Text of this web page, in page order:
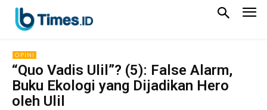
OPINI
“Quo Vadis Ulil”? (5): False Alarm,
Buku Ekologi yang Dijadikan Hero
oleh Ulil